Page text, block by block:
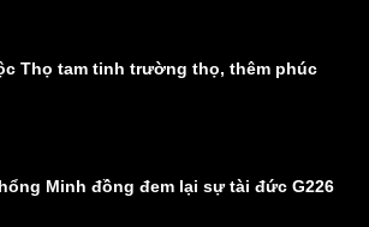
Thọ tam tinh trường thọ, thêm phúc
Minh đồng đem lại sự tài đức G226